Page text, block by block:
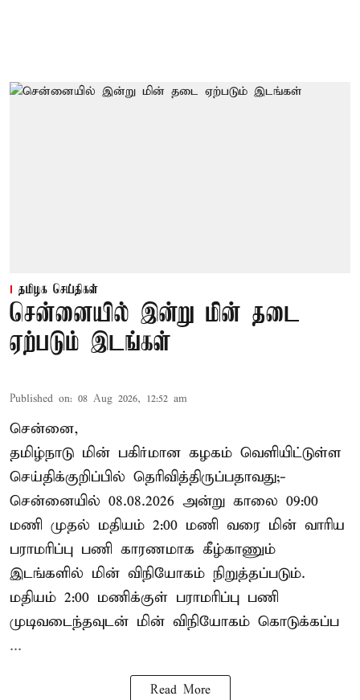
தமிழக செய்திகள்
சென்னையில் இன்று மின் தடை
ஏற்படும் இடங்கள்
Published on: 08 Aug 2026, 12:52 am
சென்னை,
தமிழ்நாடு மின் பகிர்மான கழகம் வெளியிட்டுள்ள
செய்திக்குறிப்பில் தெரிவித்திருப்பதாவது;-
சென்னையில் 08.08.2026 அன்று காலை 09:00
மணி முதல் மதியம் 2:00 மணி வரை மின் வாரிய
பராமரிப்பு பணி காரணமாக கீழ்காணும்
இடங்களில் மின் விநியோகம் நிறுத்தப்படும்.
மதியம் 2:00 மணிக்குள் பராமரிப்பு பணி
முடிவடைந்தவுடன் மின் விநியோகம் கொடுக்கப்ப
...
Read More